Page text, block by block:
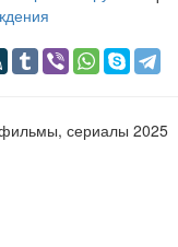
сериалы 2025